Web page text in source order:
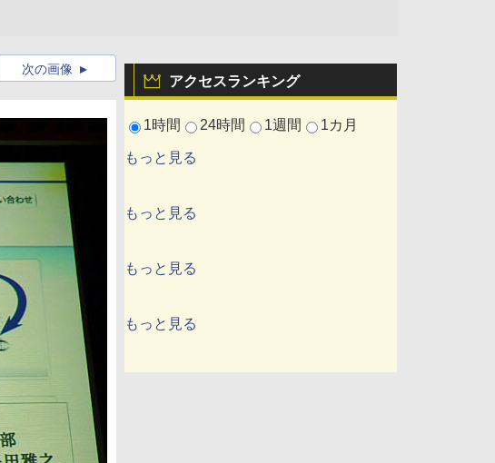
アクセスランキング
1時間 24時間 1週間 1カ月
もっと見る
もっと見る
もっと見る
もっと見る
次の画像